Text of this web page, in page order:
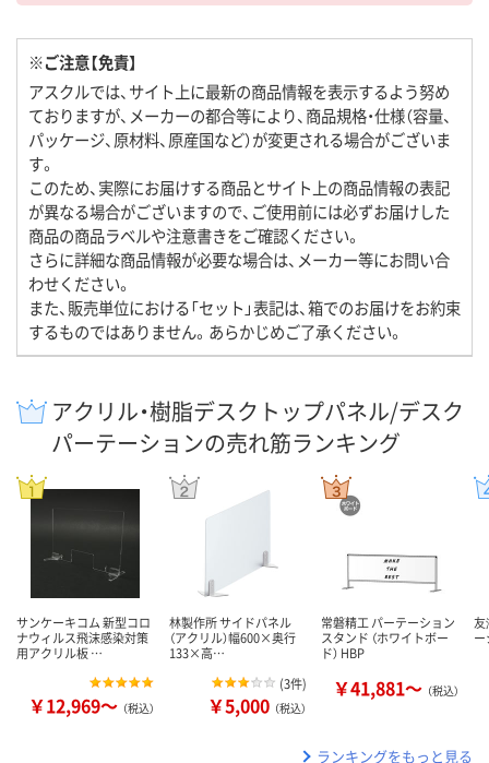
※ご注意【免責】
アスクルでは、サイト上に最新の商品情報を表示するよう努め
ておりますが、メーカーの都合等により、商品規格・仕様（容量、
パッケージ、原材料、原産国など）が変更される場合がございま
す。
このため、実際にお届けする商品とサイト上の商品情報の表記
が異なる場合がございますので、ご使用前には必ずお届けした
商品の商品ラベルや注意書きをご確認ください。
さらに詳細な商品情報が必要な場合は、メーカー等にお問い合
わせください。
また、販売単位における「セット」表記は、箱でのお届けをお約束
するものではありません。あらかじめご了承ください。
アクリル・樹脂デスクトップパネル/デスク
パーテーションの売れ筋ランキング
サンケーキコム 新型コロ
ナウィルス飛沫感染対策
用アクリル板 …
￥12,969～ （税込）
林製作所 サイドパネル
（アクリル）幅600×奥行
133×高…
(3件)
￥5,000 （税込）
常磐精工 パーテーション
スタンド （ホワイトボー
ド） HBP
￥41,881～ （税込）
友
ランキングをもっと見る